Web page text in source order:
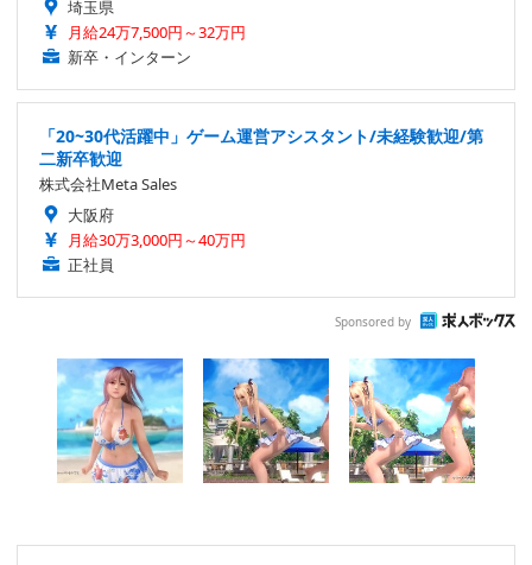
埼玉県
月給24万7,500円～32万円
新卒・インターン
「20~30代活躍中」ゲーム運営アシスタント/未経験歓迎/第
二新卒歓迎
株式会社Meta Sales
大阪府
月給30万3,000円～40万円
正社員
Sponsored by